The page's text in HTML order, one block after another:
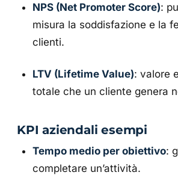
NPS (Net Promoter Score):
misura la soddisfazione e la
clienti.
LTV (Lifetime Value): valore
totale che un cliente genera
KPI aziendali esempi
Tempo medio per obiettivo:
completare un’attività.